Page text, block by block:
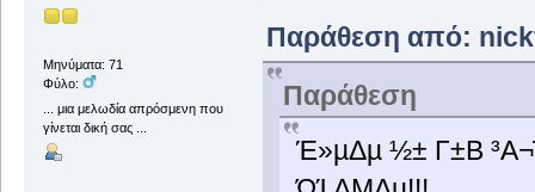
Μηνύματα: 71
Φύλο:
... μια μελωδία απρόσμενη που
γίνεται δική σας ...
Παράθεση από:
Παράθεση
Έ­»µΔµ ½± Γ±Β